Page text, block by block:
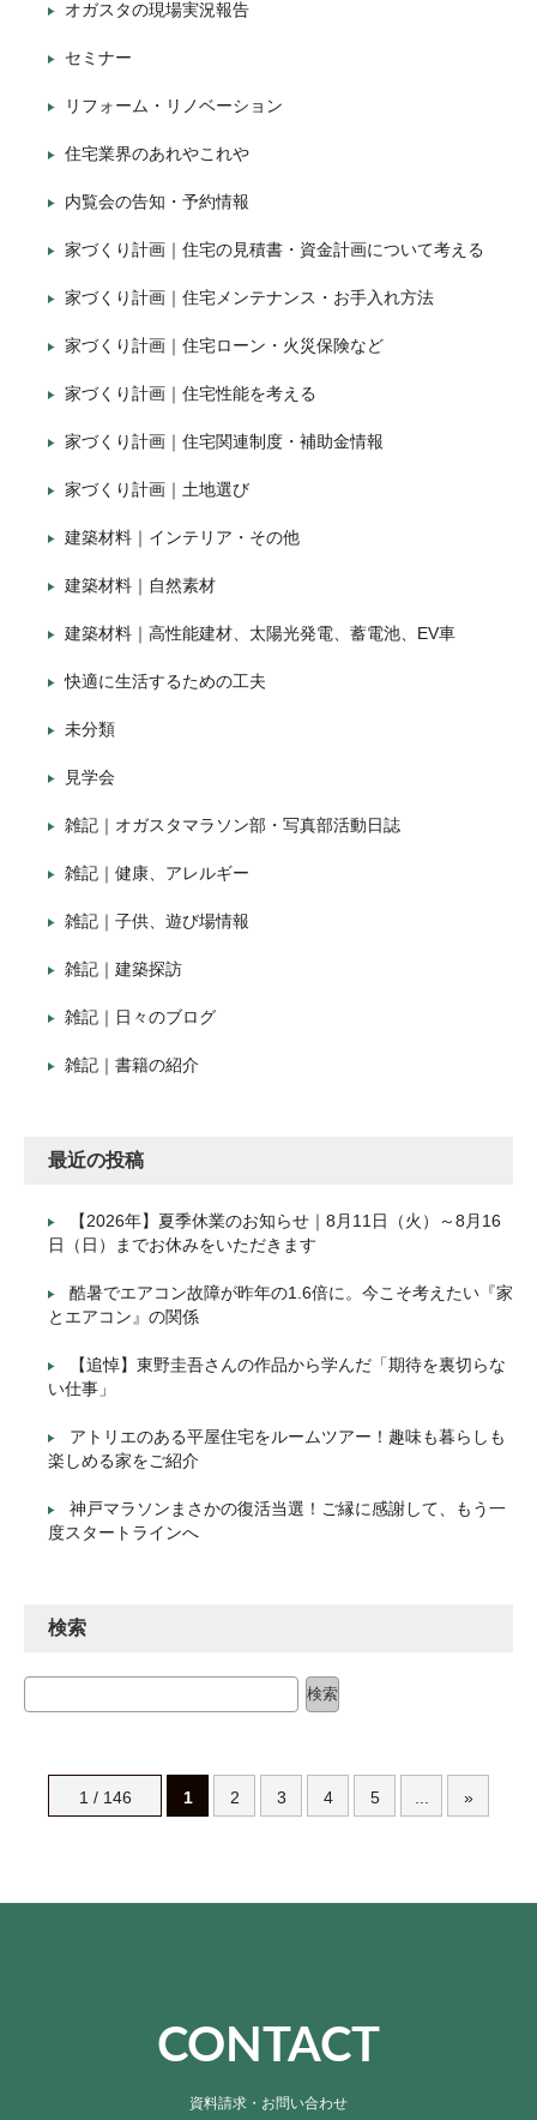
オガスタの現場実況報告
セミナー
リフォーム・リノベーション
住宅業界のあれやこれや
内覧会の告知・予約情報
家づくり計画｜住宅の見積書・資金計画について考える
家づくり計画｜住宅メンテナンス・お手入れ方法
家づくり計画｜住宅ローン・火災保険など
家づくり計画｜住宅性能を考える
家づくり計画｜住宅関連制度・補助金情報
家づくり計画｜土地選び
建築材料｜インテリア・その他
建築材料｜自然素材
建築材料｜高性能建材、太陽光発電、蓄電池、EV車
快適に生活するための工夫
未分類
見学会
雑記｜オガスタマラソン部・写真部活動日誌
雑記｜健康、アレルギー
雑記｜子供、遊び場情報
雑記｜建築探訪
雑記｜日々のブログ
雑記｜書籍の紹介
最近の投稿
【2026年】夏季休業のお知らせ｜8月11日（火）～8月16
日（日）までお休みをいただきます
酷暑でエアコン故障が昨年の1.6倍に。今こそ考えたい『家
とエアコン』の関係
【追悼】東野圭吾さんの作品から学んだ「期待を裏切らな
い仕事」
アトリエのある平屋住宅をルームツアー！趣味も暮らしも
楽しめる家をご紹介
神戸マラソンまさかの復活当選！ご縁に感謝して、もう一
度スタートラインへ
検索
検索
検索
1 / 146 1 2 3 4 5 ... »
CONTACT
資料請求・お問い合わせ